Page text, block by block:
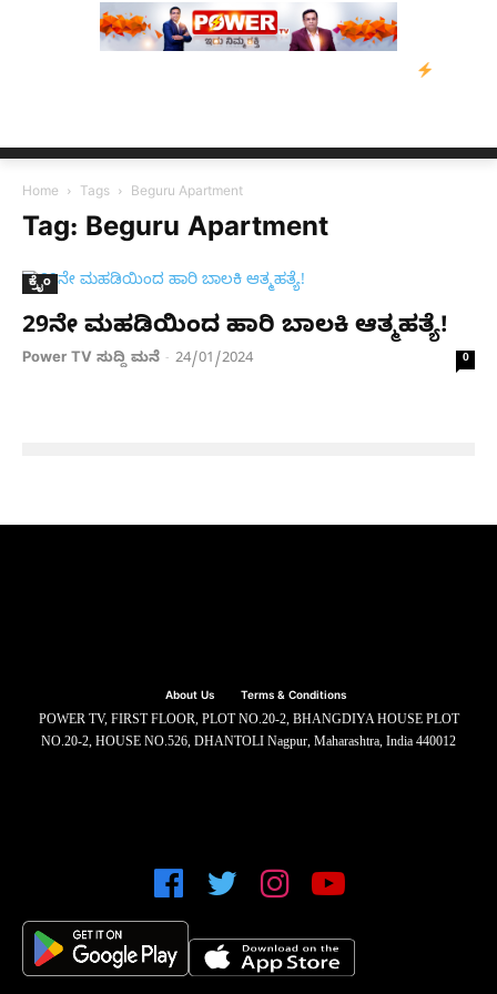
Home Tags Beguru Apartment
Tag: Beguru Apartment
ಕ್ರೈಂ
29ನೇ ಮಹಡಿಯಿಂದ ಹಾರಿ ಬಾಲಕಿ ಆತ್ಮಹತ್ಯೆ!
Power TV ಸುದ್ದಿ ಮನೆ - 24/01/2024 0
About Us Terms & Conditions
POWER TV, FIRST FLOOR, PLOT NO.20-2, BHANGDIYA HOUSE PLOT
NO.20-2, HOUSE NO.526, DHANTOLI Nagpur, Maharashtra, India 440012